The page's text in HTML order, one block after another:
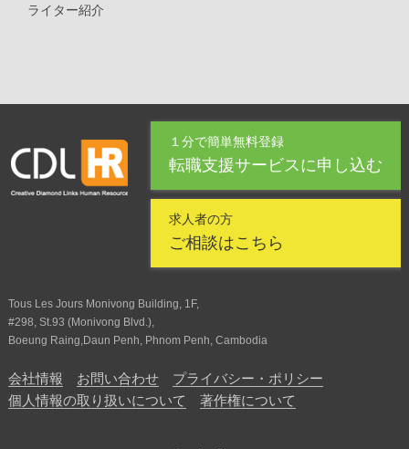
ライター紹介
１分で簡単無料登録
転職支援サービスに申し込む
求人者の方
ご相談はこちら
Tous Les Jours Monivong Building, 1F,
#298, St.93 (Monivong Blvd.),
Boeung Raing,Daun Penh, Phnom Penh, Cambodia
会社情報 お問い合わせ
プライバシー・ポリシー
個人情報の取り扱いについて
著作権について